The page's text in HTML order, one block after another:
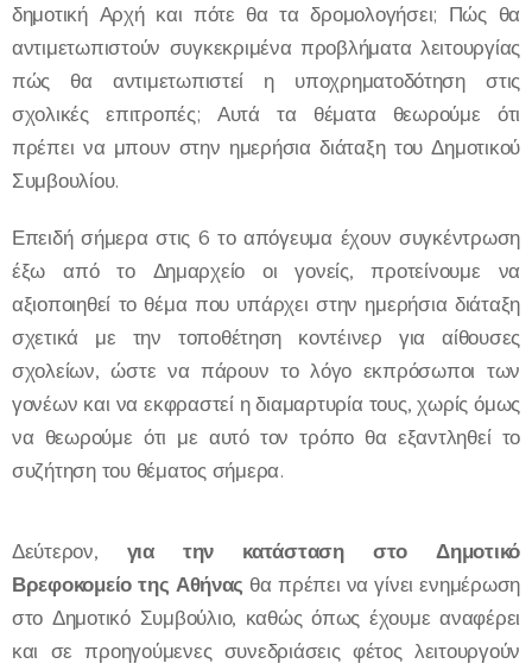
δημοτική Αρχή και πότε θα τα δρομολογήσει; Πώς θα
αντιμετωπιστούν συγκεκριμένα προβλήματα λειτουργίας
πώς θα αντιμετωπιστεί η υποχρηματοδότηση στις
σχολικές επιτροπές; Αυτά τα θέματα θεωρούμε ότι
πρέπει να μπουν στην ημερήσια διάταξη του Δημοτικού
Συμβουλίου.
Επειδή σήμερα στις 6 το απόγευμα έχουν συγκέντρωση
έξω από το Δημαρχείο οι γονείς, προτείνουμε να
αξιοποιηθεί το θέμα που υπάρχει στην ημερήσια διάταξη
σχετικά με την τοποθέτηση κοντέινερ για αίθουσες
σχολείων, ώστε να πάρουν το λόγο εκπρόσωποι των
γονέων και να εκφραστεί η διαμαρτυρία τους, χωρίς όμως
να θεωρούμε ότι με αυτό τον τρόπο θα εξαντληθεί το
συζήτηση του θέματος σήμερα.
Δεύτερον, για την κατάσταση στο Δημοτικό
Βρεφοκομείο της Αθήνας θα πρέπει να γίνει ενημέρωση
στο Δημοτικό Συμβούλιο, καθώς όπως έχουμε αναφέρει
και σε προηγούμενες συνεδριάσεις φέτος λειτουργούν